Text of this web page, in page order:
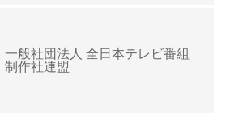
一般社団法人 全日本テレビ番組
制作社連盟